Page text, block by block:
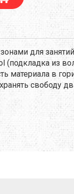
KONG
LEKI
LOWA
MTDE
MOUNTAIN
для
(подкладка из
материала в
свободу